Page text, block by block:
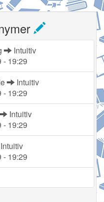
Intuitiv
- 19:29
Intuitiv
- 19:29
Intuitiv
- 19:29
- 19:29